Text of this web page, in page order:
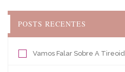
POSTS RECENTES
Vamos Falar Sobre A